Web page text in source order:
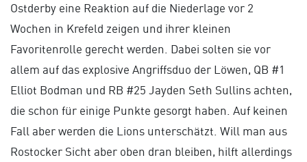
Ostderby eine Reaktion auf die Niederlage vor 2
Wochen in Krefeld zeigen und ihrer kleinen
Favoritenrolle gerecht werden. Dabei solten sie vor
allem auf das explosive Angriffsduo der Löwen, QB #1
Elliot Bodman und RB #25 Jayden Seth Sullins achten,
die schon für einige Punkte gesorgt haben. Auf keinen
Fall aber werden die Lions unterschätzt. Will man aus
Rostocker Sicht aber oben dran bleiben, hilft allerdings